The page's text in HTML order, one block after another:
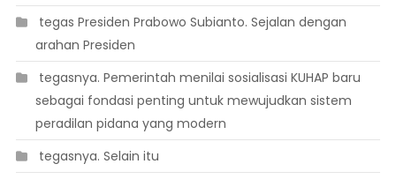
 tegas Presiden Prabowo Subianto. Sejalan dengan
arahan Presiden
 tegasnya. Pemerintah menilai sosialisasi KUHAP baru
sebagai fondasi penting untuk mewujudkan sistem
peradilan pidana yang modern
 tegasnya. Selain itu